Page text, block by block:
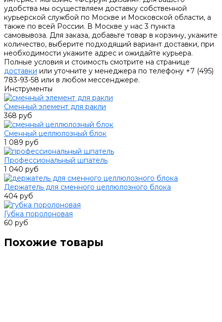
удобства мы осуществляем доставку собственной
курьерской службой по Москве и Московской области, а
также по всей России. В Москве у нас 3 пункта
самовывоза. Для заказа, добавьте товар в корзину, укажите
количество, выберите подходящий вариант доставки, при
необходимости укажите адрес и ожидайте курьера.
Полные условия и стоимость смотрите на странице
доставки или уточните у менеджера по телефону +7 (495)
783-93-58 или в любом мессенджере.
Инструменты
Сменный элемент для ракли
368 руб
Сменный целлюлозный блок
1 089 руб
Профессиональный шпатель
1 040 руб
Держатель для сменного целлюлозного блока
404 руб
Губка поролоновая
60 руб
Похожие товары